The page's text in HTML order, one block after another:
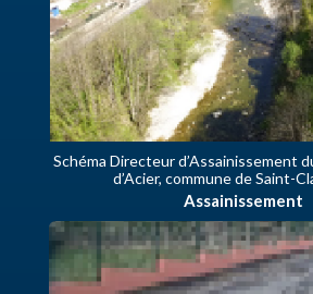
Schéma Directeur d’Assainissement
d’Acier, commune de Saint-
Assainissement